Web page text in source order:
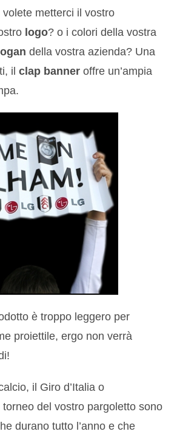
metterci il vostro
logo? o i colori della vostra
della vostra azienda? Una
ilclap banner offre un’ampia
è troppo leggero per
proiettile, ergo non verrà
il Giro d’Italia o
del vostro pargoletto sono
durano tutto l’anno e che